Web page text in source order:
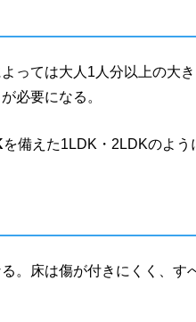
っては大人1人分以上の大
が必要になる。
を備えた1LDK・2LDKのよう
。床は傷が付きにくく、す